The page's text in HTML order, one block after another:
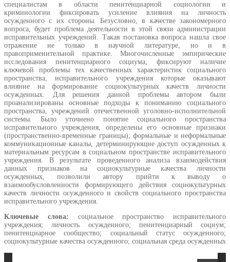
специалистам в области пенитенциарной социологии и
криминологии фиксировать усиление влияния на личность
осужденного с их стороны. Безусловно, в качестве закономерного
вопроса, будет проблема деятельности в этой связи администрации
исправительных учреждений. Такая постановка вопроса нашла свое
отражение не только в научной литературе, но и в
правоприменительной практике. Многочисленные эмпирические
исследования пенитенциарного социума, фиксируют наличие
ключевой проблемы тех качественных характеристик социального
пространства, исправительного учреждения которые оказывают
влияние на формирование социокультурных качеств личности
осужденных. Для решения данной проблемы автором были
проанализированы основные подходы к пониманию социального
пространства, учреждений отечественной уголовно-исполнительной
системы. Было уточнено понятие социального пространства
исправительного учреждения, определены его основные признаки
(пространственно-временные границы); формальные и неформальные
коммуникационные каналы, детерминирующие доступ осужденных к
материальным ресурсам в социальном пространстве исправительного
учреждения. В результате проведенного анализа взаимодействия
данных признаков на социокультурные качества личности
осужденных, позволили автору прийти к выводу о
взаимообусловленности формирующего действия социокультурных
качеств личности осужденного и свойств социального пространства
исправительного учреждения.
Ключевые слова: социальное пространство исправительного
учреждения; личность осужденного; пенитенциарный социум;
пенитенциарное сообщество; социальный статус осужденного;
социокультурные качества осужденного; социальная среда осужденных